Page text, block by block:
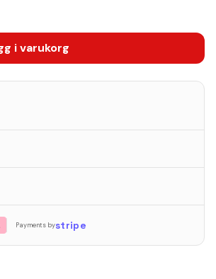
i varukorg
Payments bystripe